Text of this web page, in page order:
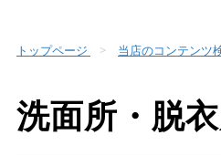
トップページ 当店のコンテンツ
洗面所・脱